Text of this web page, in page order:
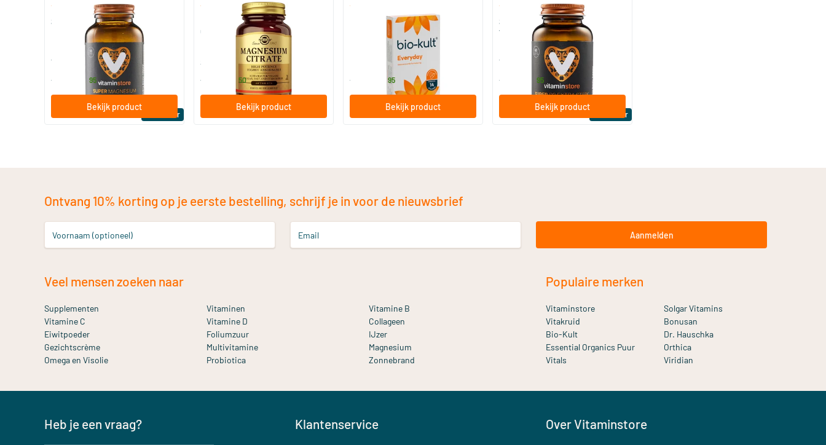
Bestseller
(510)
Super Magnesium
60/​120 tabletten
Vitaminstore
vanaf 95
Bekijk product
(287)
Magnesium Citrate (Magnesium
Citraat)
60/​120 tabletten
Solgar Vitamins
vanaf 50
Bekijk product
Bio-Kult Probiotica
30/​60/​120 capsules
vanaf .95
Bekijk product
Bestseller
(158)
Super D3 Extra Sterk 75 mcg
vitamine D
60/​120 softgels
Vitaminstore
vanaf 95
Bekijk product
Ontvang 10% korting op je eerste bestelling, schrijf je in voor de nieuwsbrief
Voornaam (optioneel) Email Aanmelden
Veel mensen zoeken naar
Supplementen Vitaminen
Vitamine B
Vitamine C
Vitamine D
Collageen
Eiwitpoeder
Foliumzuur
IJzer
Gezichtscrème
Multivitamine
Magnesium
Omega en Visolie
Probiotica Zonnebrand
Populaire merken
Vitaminstore
Solgar Vitamins
Vitakruid
Bonusan
Bio-Kult
Dr. Hauschka
Essential Organics Puur
Orthica
Vitals
Viridian
Heb je een vraag? Klantenservice Over Vitaminstore